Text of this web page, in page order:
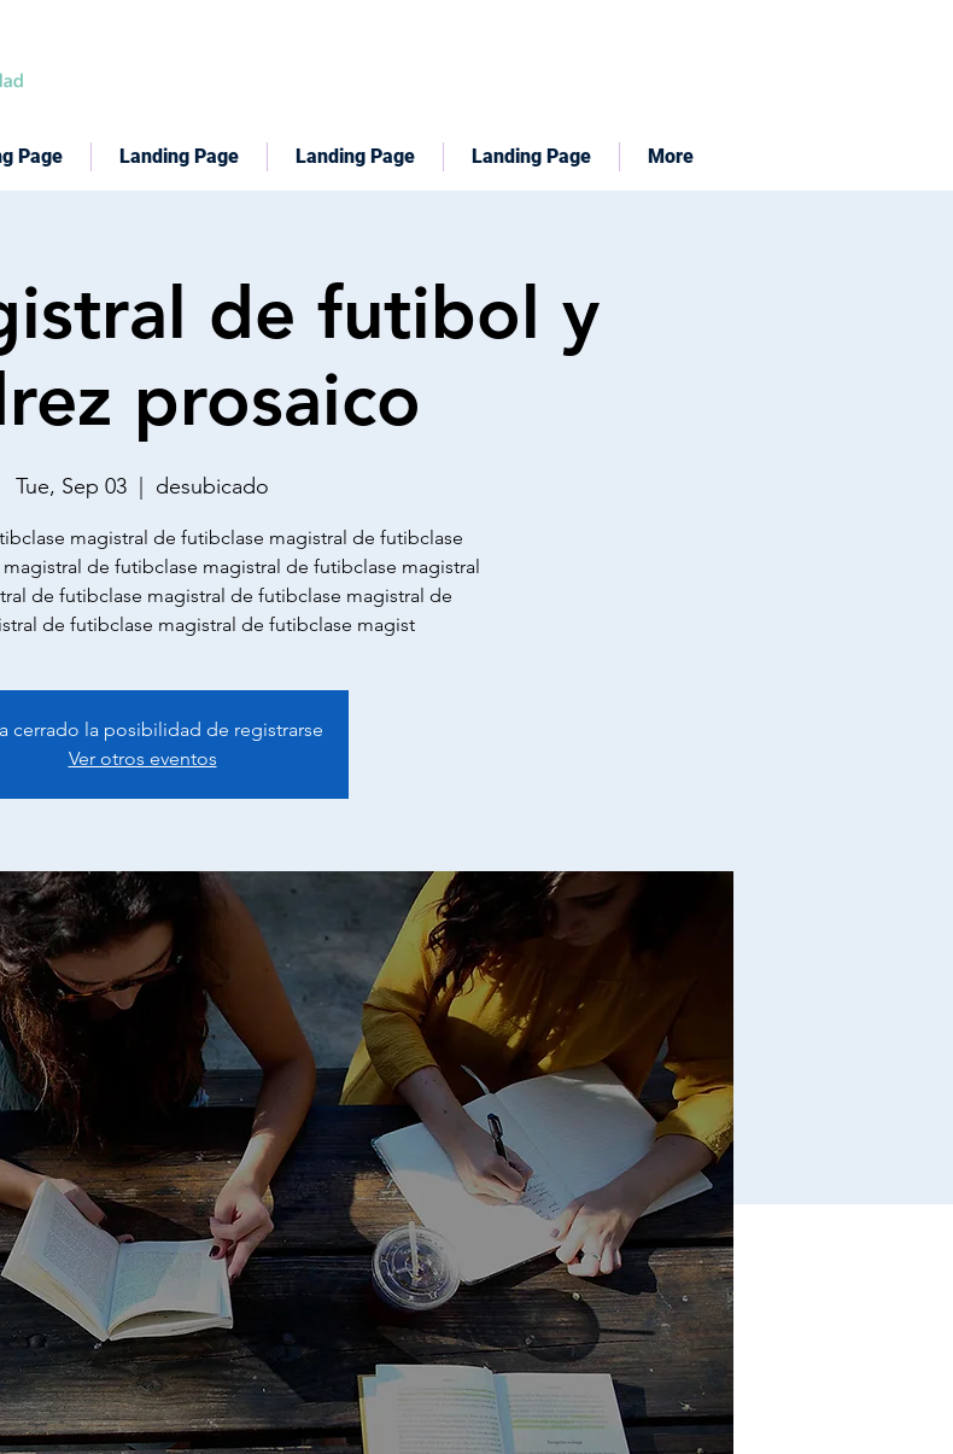
Page Landing Page Landing Page Landing Page More
de futibol y
prosaico
Tue, Sep 03 desubicado
magistral de futibclase magistral de futibclase
de futibclase magistral de futibclase magistral
de futibclase magistral de futibclase magistral de
de futibclase magistral de futibclase magist
cerrado la posibilidad de registrarse
Ver otros eventos